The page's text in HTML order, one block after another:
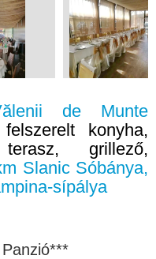
de Munte
konyha,
grillező,
Slanic Sóbánya,
sípálya